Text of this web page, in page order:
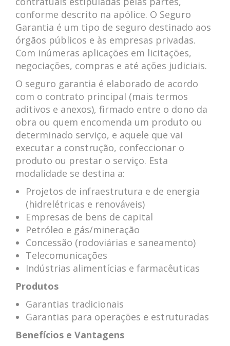
conforme descrito na apólice. O Seguro
Garantia é um tipo de seguro destinado aos
órgãos públicos e às empresas privadas.
Com inúmeras aplicações em licitações,
negociações, compras e até ações judiciais.
O seguro garantia é elaborado de acordo
com o contrato principal (mais termos
aditivos e anexos), firmado entre o dono da
obra ou quem encomenda um produto ou
determinado serviço, e aquele que vai
executar a construção, confeccionar o
produto ou prestar o serviço. Esta
modalidade se destina a:
Projetos de infraestrutura e de energia
(hidrelétricas e renováveis)
Empresas de bens de capital
Petróleo e gás/mineração
Concessão (rodoviárias e saneamento)
Telecomunicações
Indústrias alimentícias e farmacêuticas
Produtos
Garantias tradicionais
Garantias para operações e estruturadas
Benefícios e Vantagens